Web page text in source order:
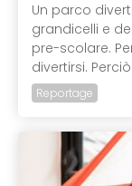
Un parco
grandicelli e
pre-scolare.
divertirsi. Perciò
Reportage